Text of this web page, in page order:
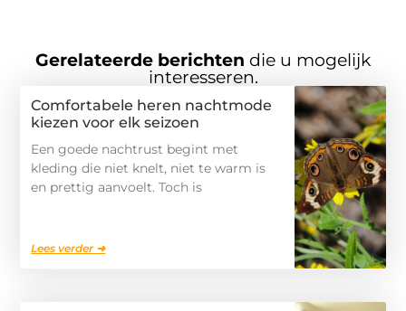
Gerelateerde berichten die u mogelijk
interesseren.
Comfortabele heren nachtmode
kiezen voor elk seizoen
Een goede nachtrust begint met
kleding die niet knelt, niet te warm is
en prettig aanvoelt. Toch is
Lees verder ➜